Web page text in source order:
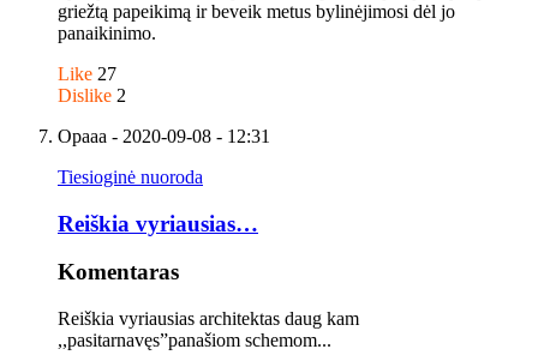
griežtą papeikimą ir beveik metus bylinėjimosi dėl jo
panaikinimo.
Like 27
Dislike 2
Opaaa - 2020-09-08 - 12:31
Tiesioginė nuoroda
Reiškia vyriausias…
Komentaras
Reiškia vyriausias architektas daug kam
,,pasitarnavęs”panašiom schemom...